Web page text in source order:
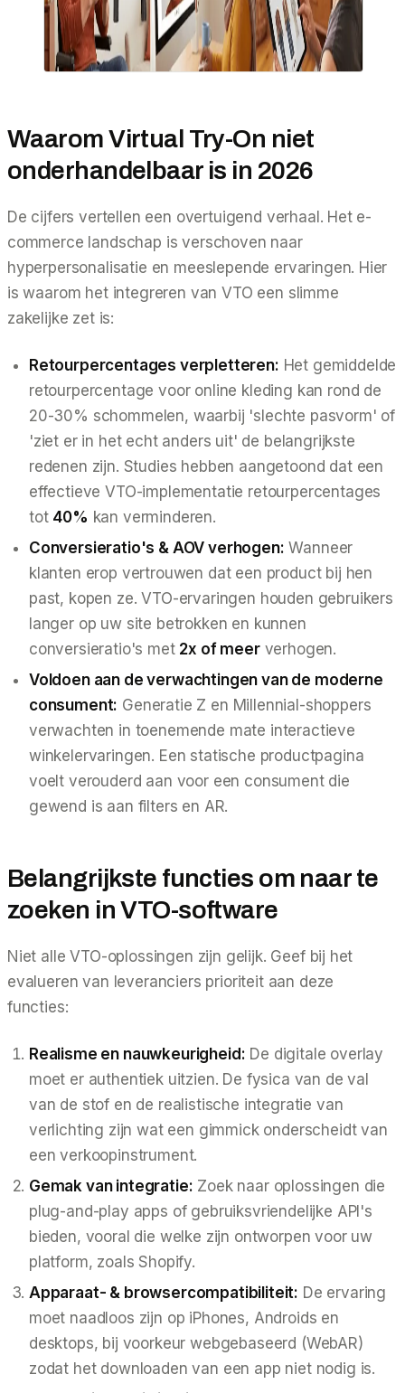
Waarom Virtual Try-On niet
onderhandelbaar is in 2026
De cijfers vertellen een overtuigend verhaal. Het e-
commerce landschap is verschoven naar
hyperpersonalisatie en meeslepende ervaringen. Hier
is waarom het integreren van VTO een slimme
zakelijke zet is:
Retourpercentages verpletteren: Het gemiddelde
retourpercentage voor online kleding kan rond de
20-30% schommelen, waarbij 'slechte pasvorm' of
'ziet er in het echt anders uit' de belangrijkste
redenen zijn. Studies hebben aangetoond dat een
effectieve VTO-implementatie retourpercentages
tot 40% kan verminderen.
Conversieratio's & AOV verhogen: Wanneer
klanten erop vertrouwen dat een product bij hen
past, kopen ze. VTO-ervaringen houden gebruikers
langer op uw site betrokken en kunnen
conversieratio's met 2x of meerverhogen.
Voldoen aan de verwachtingen van de moderne
consument: Generatie Z en Millennial-shoppers
verwachten in toenemende mate interactieve
winkelervaringen. Een statische productpagina
voelt verouderd aan voor een consument die
gewend is aan filters en AR.
Belangrijkste functies om naar te
zoeken in VTO-software
Niet alle VTO-oplossingen zijn gelijk. Geef bij het
evalueren van leveranciers prioriteit aan deze
functies:
Realisme en nauwkeurigheid: De digitale overlay
moet er authentiek uitzien. De fysica van de val
van de stof en de realistische integratie van
verlichting zijn wat een gimmick onderscheidt van
een verkoopinstrument.
Gemak van integratie: Zoek naar oplossingen die
plug-and-play apps of gebruiksvriendelijke API's
bieden, vooral die welke zijn ontworpen voor uw
platform, zoals Shopify.
Apparaat- & browsercompatibiliteit: De ervaring
moet naadloos zijn op iPhones, Androids en
desktops, bij voorkeur webgebaseerd (WebAR)
zodat het downloaden van een app niet nodig is.